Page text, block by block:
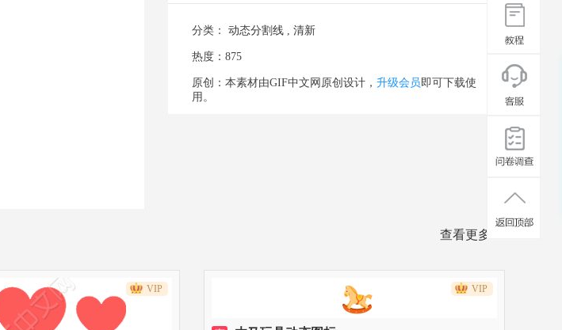
分类： 动态分割线 , 清新
热度：875
原创：本素材由GIF中文网原创设计， 升级会员即可下载使
用。
查看更多>>
VIP VIP